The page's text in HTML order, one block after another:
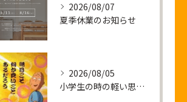
2026/08/07
夏季休業のお知らせ
2026/08/05
小学生の時の軽い思い出話し